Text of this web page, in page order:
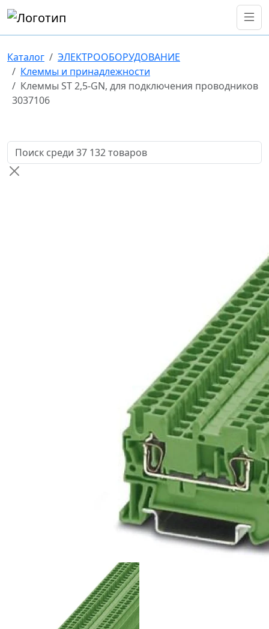
Каталог
ЭЛЕКТРООБОРУДОВАНИЕ
Клеммы и принадлежности
Клеммы ST 2,5-GN, для подключения проводников
3037106
Поиск товаров по названию или артикулу